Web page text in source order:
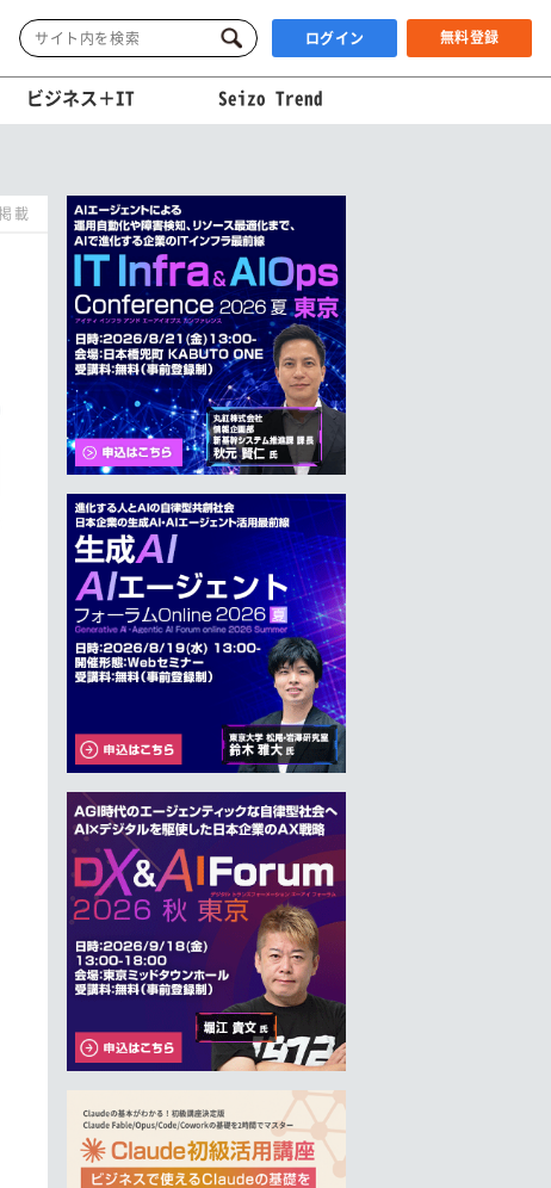
ログイン 無料登録
ビジネス＋IT Seizo Trend
載